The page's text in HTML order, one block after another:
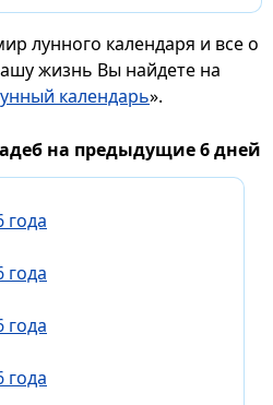
лунного календаря и все о
жизнь Вы найдете на
календарь».
на предыдущие 6 дней
года
года
года
года